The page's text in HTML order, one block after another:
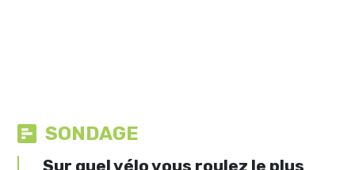
SONDAGE
Sur quel vélo vous roulez le plus